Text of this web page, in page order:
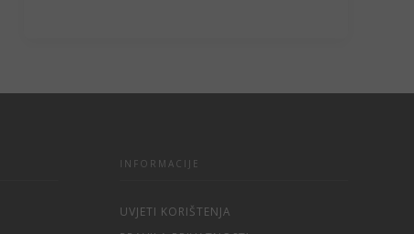
INFORMACIJE
UVJETI KORIŠTENJA